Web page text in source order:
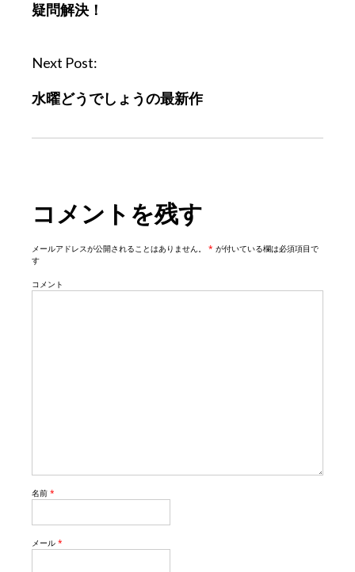
s
n
v
n
疑問解決！
Next Post:
水曜どうでしょうの最新作
コメントを残す
メールアドレスが公開されることはありません。 * が付いている欄は必須項目で
す
コメント
名前 *
メール *